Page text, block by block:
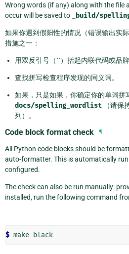
Wrong words (if any) along with the file
occur will be saved to
_build/
如果你遇到假阳性的情况（错误输出实
措施之一：
用双反引号（``）括起内联代码或品
查找拼写检查程序发现的同义词。
如果，只是如果，你确定你的单词
docs/spelling_wordlist （请保
列）。
Code block format check ¶
All Python code blocks should be
auto-formatter. This is automatically
configured.
The check can also be run manually:
installed, run the following command
$ make